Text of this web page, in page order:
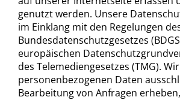
genutzt werden. Unsere
im Einklang mit den Regelungen
Bundesdatenschutzgesetzes
europäischen
des Telemediengesetzes (TMG).
personenbezogenen Daten
Bearbeitung von Anfragen erheben,